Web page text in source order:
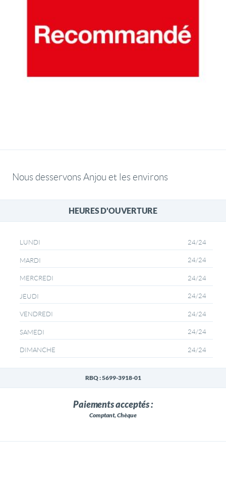
Nous desservons Anjou et les environs
HEURES D'OUVERTURE
LUNDI 24/24
MARDI 24/24
MERCREDI 24/24
JEUDI 24/24
VENDREDI 24/24
SAMEDI 24/24
DIMANCHE 24/24
RBQ : 5699-3918-01
Paiements acceptés :
Comptant, Chèque